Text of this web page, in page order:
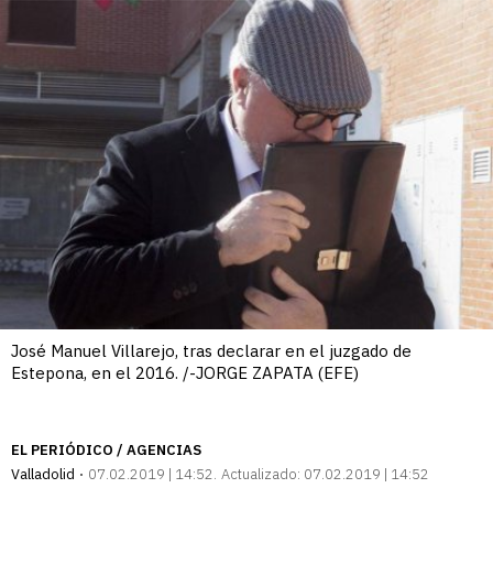
José Manuel Villarejo, tras declarar en el juzgado de
Estepona, en el 2016. /-JORGE ZAPATA (EFE)
EL PERIÓDICO / AGENCIAS
Valladolid
07.02.2019 | 14:52 Actualizado: 07.02.2019 | 14:52